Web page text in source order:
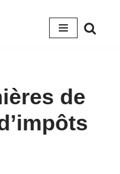
de